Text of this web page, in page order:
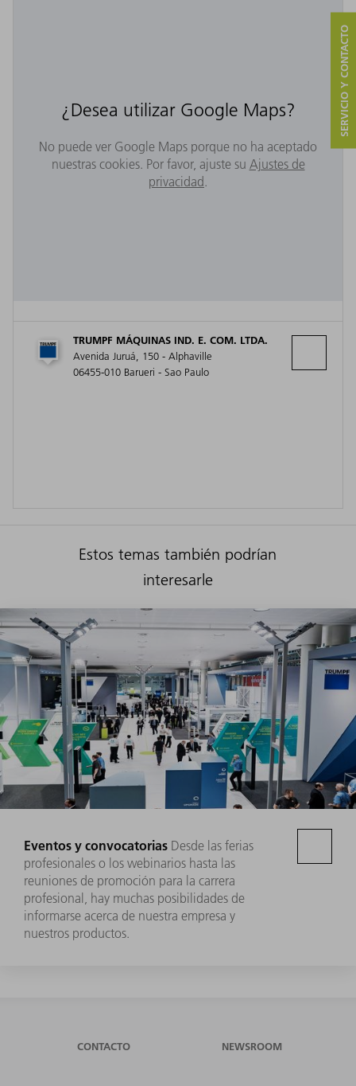
¿Desea utilizar Google Maps?
No puede ver Google Maps porque no ha aceptado
nuestras cookies. Por favor, ajuste su Ajustes de
privacidad.
TRUMPF MÁQUINAS IND. E. COM. LTDA.
Avenida Juruá, 150 - Alphaville
06455-010 Barueri - Sao Paulo
Estos temas también podrían
interesarle
Eventos y convocatorias Desde las ferias
profesionales o los webinarios hasta las
reuniones de promoción para la carrera
profesional, hay muchas posibilidades de
informarse acerca de nuestra empresa y
nuestros productos.
SERVICIO Y CONTACTO
CONTACTO NEWSROOM